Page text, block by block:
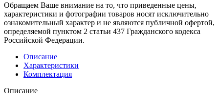
Обращаем Ваше внимание на то, что приведенные цены,
характеристики и фотографии товаров носят исключительно
ознакомительный характер и не являются публичной офертой,
определяемой пунктом 2 статьи 437 Гражданского кодекса
Российской Федерации.
Описание
Характеристики
Комплектация
Описание